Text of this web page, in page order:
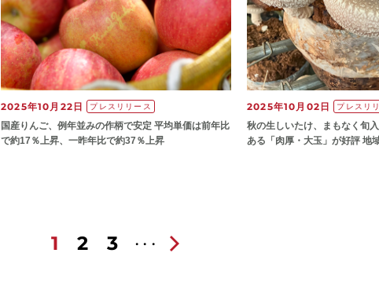
2025年10月22日 プレスリリース
国産りんご、例年並みの作柄で安定 平均単価は前年比
で約17％上昇、一昨年比で約37％上昇
2025年10月02日 プレスリ
秋の生しいたけ、まもなく旬
ある「肉厚・大玉」が好評 地
1 2 3